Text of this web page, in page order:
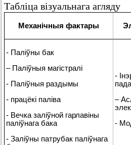
Табліца візуальнага агляду
Механічныя фактары
- Паліўны бак
– Паліўныя магістралі
- Паліўныя раздымы
- працёкі паліва
- Вечка заліўной гарлавіны
паліўнага бака
- Заліўны патрубак паліўнага
-
–
-